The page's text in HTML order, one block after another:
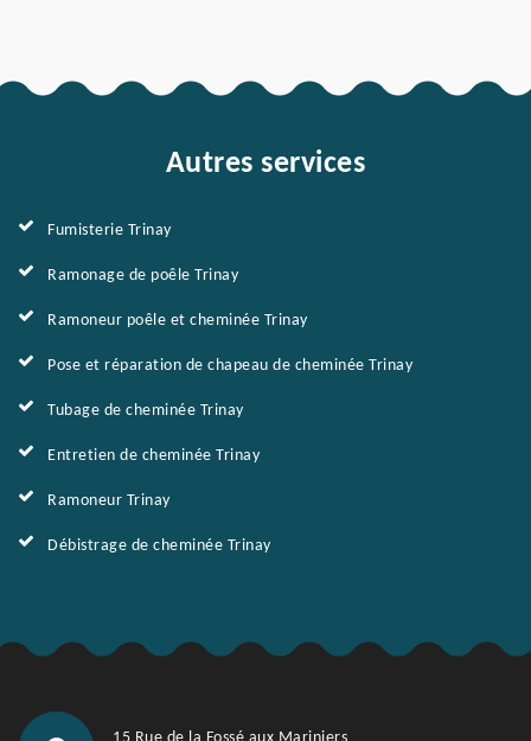
Autres services
Fumisterie Trinay
Ramonage de poêle Trinay
Ramoneur poêle et cheminée Trinay
Pose et réparation de chapeau de cheminée Trinay
Tubage de cheminée Trinay
Entretien de cheminée Trinay
Ramoneur Trinay
Débistrage de cheminée Trinay